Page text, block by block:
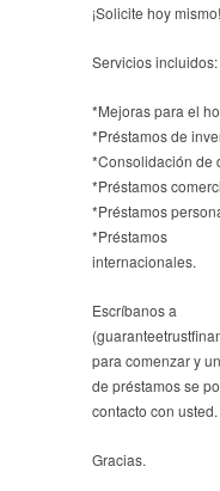
¡Solicite hoy mismo!
Servicios incluidos:
*Mejoras para el
*Préstamos de
*Consolidación de
*Préstamos
*Préstamos
*Préstamos
internacionales.
Escríbanos a
para comenzar y
de préstamos se
contacto con usted.
Gracias.